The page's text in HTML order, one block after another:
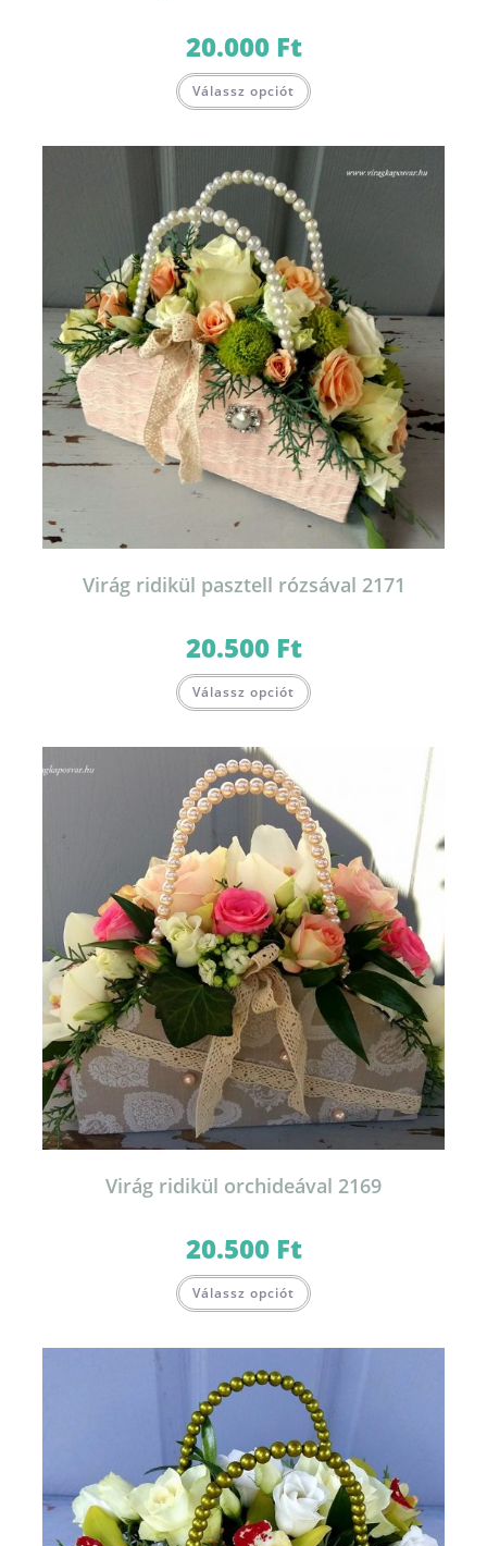
20.000 Ft
Válassz opciót
Virág ridikül pasztell rózsával 2171
20.500 Ft
Válassz opciót
Virág ridikül orchideával 2169
20.500 Ft
Válassz opciót